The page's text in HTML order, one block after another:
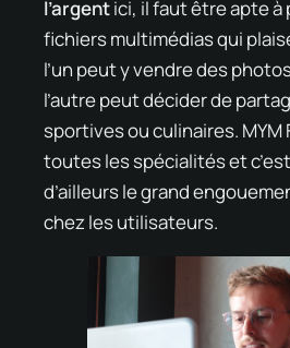
l’argentici, il faut être apte à
fichiers multimédias qui
l’un peut y vendre des
l’autre peut décider de
sportives ou culinaires. MYM
toutes les spécialités et
d’ailleurs le grand
chez les utilisateurs.